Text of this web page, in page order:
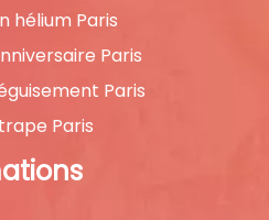
hélium Paris
Paris
Paris
Paris